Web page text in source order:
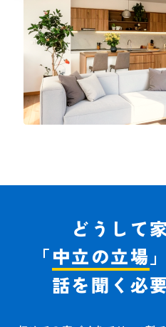
どうして
「中立の立場
話を聞く必